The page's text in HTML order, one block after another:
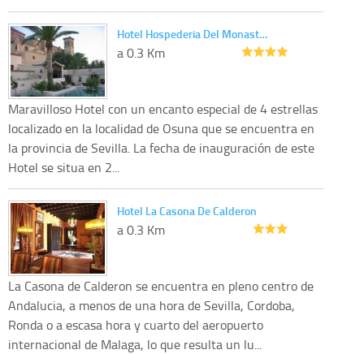
Hotel Hospederia Del Monast…
a 0.3 Km
Maravilloso Hotel con un encanto especial de 4 estrellas
localizado en la localidad de Osuna que se encuentra en
la provincia de Sevilla. La fecha de inauguración de este
Hotel se situa en 2...
Hotel La Casona De Calderon
a 0.3 Km
La Casona de Calderon se encuentra en pleno centro de
Andalucia, a menos de una hora de Sevilla, Cordoba,
Ronda o a escasa hora y cuarto del aeropuerto
internacional de Malaga, lo que resulta un lu...